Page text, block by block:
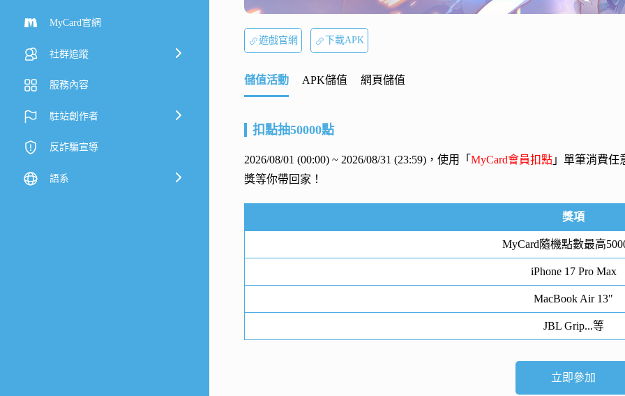
MyCard官網
社群追蹤
服務內容
駐站創作者
反詐騙宣導
語系
遊戲官網 下載APK
儲值活動 APK儲值 網頁儲值
扣點抽50000點
2026/08/01 (00:00) ~ 2026/08/31 (23:59)，使用「 MyCard會員扣點 」單筆消費任
獎等你帶回家！
獎項
MyCard隨機點數最高
iPhone 17 Pro Max
MacBook Air 13"
JBL Grip...等
立即參加